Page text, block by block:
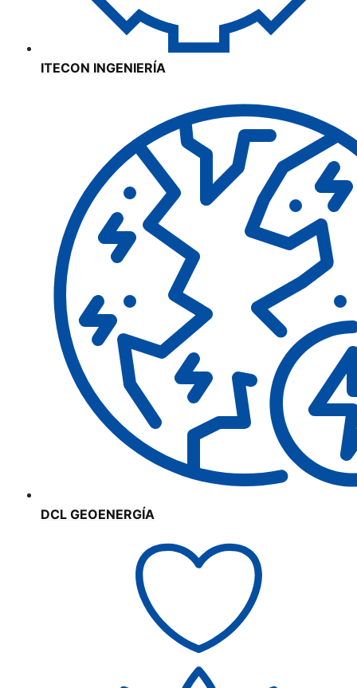
ITECON INGENIERÍA
DCL GEOENERGÍA